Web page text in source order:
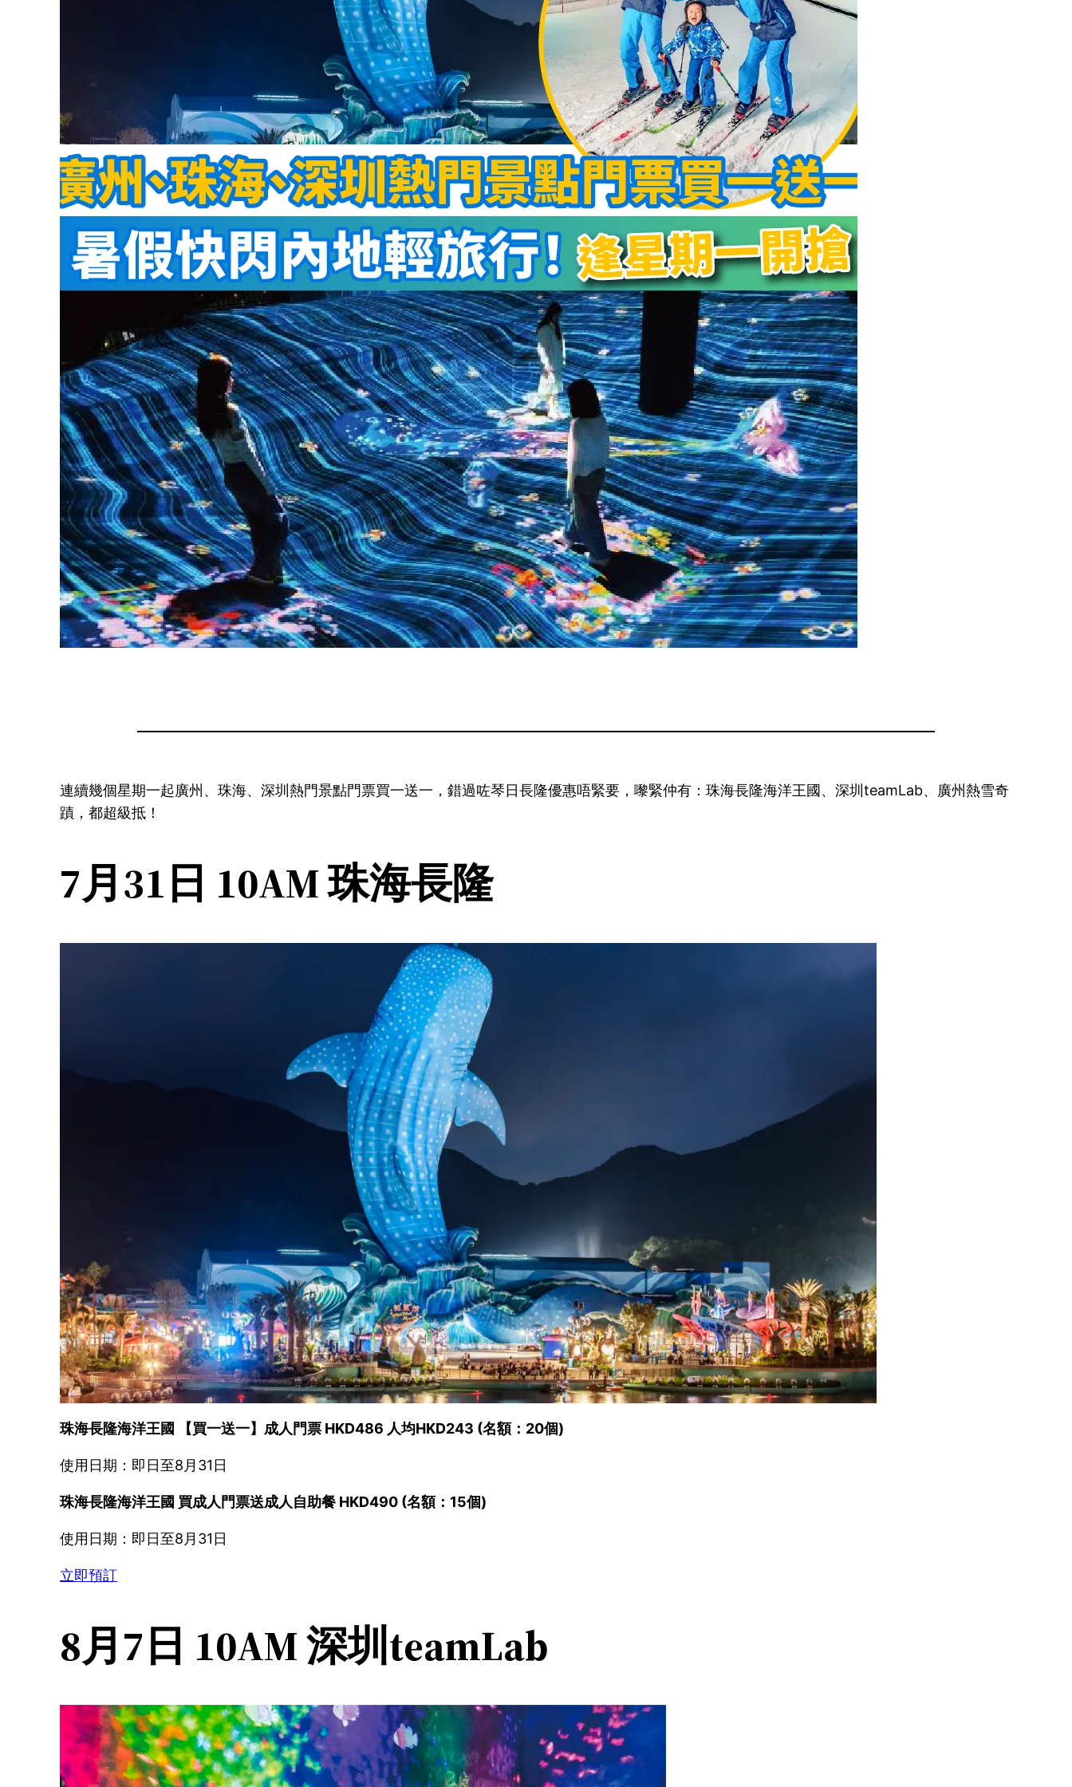
連續幾個星期一起廣州、珠海、深圳熱門景點門票買一送一，錯過咗琴日長隆優惠唔緊要，嚟緊仲有：珠海長隆海洋王國、深圳teamLab、廣州熱雪奇
蹟，都超級抵！
7月31日 10AM 珠海長隆
珠海長隆海洋王國 【買一送一】成人門票 HKD486 人均HKD243 (名額：20個)
使用日期：即日至8月31日
珠海長隆海洋王國 買成人門票送成人自助餐 HKD490 (名額：15個)
使用日期：即日至8月31日
立即預訂
8月7日 10AM 深圳teamLab